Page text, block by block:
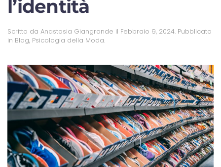
l’identità
Scritto da Anastasia Giangrande il Febbraio 9, 2024. Pubblicato
in Blog, Psicologia della Moda.